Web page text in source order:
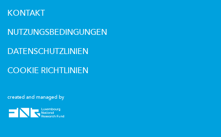
created and managed by
KONTAKT
NUTZUNGSBEDINGUNGEN
DATENSCHUTZLINIEN
COOKIE RICHTLINIEN